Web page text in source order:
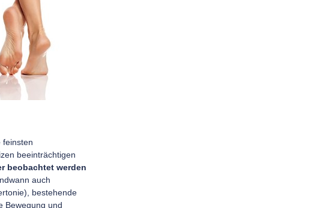
feinsten
beeinträchtigen
beobachtet werden
auch
bestehende
Bewegung und